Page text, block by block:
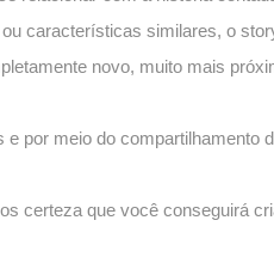
características similares, o
novo, muito mais
por meio do compartilhamento
certeza que você conseguirá